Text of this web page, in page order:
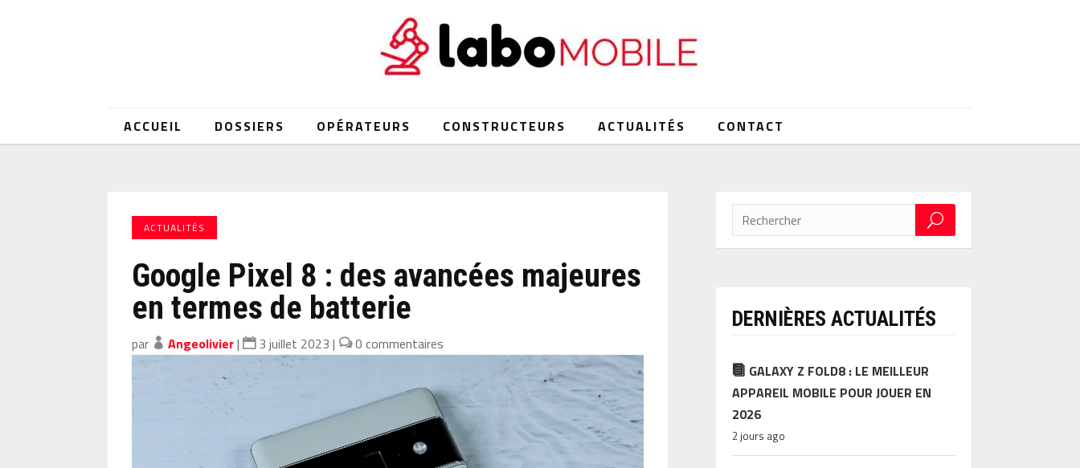
ACCUEIL DOSSIERS OPÉRATEURS CONSTRUCTEURS ACTUALITÉS CONTACT
ACTUALITÉS
Google Pixel 8 : des avancées majeures
en termes de batterie
par Angeolivier| 3 juillet 2023 | 0 commentaires
DERNIÈRES ACTUALITÉS
GALAXY Z FOLD8 : LE MEILLEUR
APPAREIL MOBILE POUR JOUER EN
2026
2 jours ago